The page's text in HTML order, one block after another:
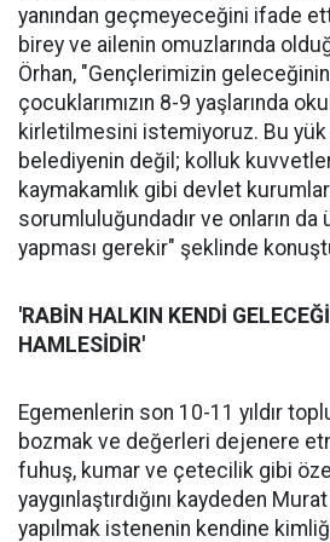
yanından geçmeyeceğini ifade
birey ve ailenin omuzlarında
Örhan, "Gençlerimizin geleceğinin
çocuklarımızın 8-9 yaşlarında
kirletilmesini istemiyoruz. Bu yük
belediyenin değil; kolluk
kaymakamlık gibi devlet
sorumluluğundadır ve onların
yapması gerekir" şeklinde
'RABİN HALKIN KENDİ
HAMLESİDİR'
Egemenlerin son 10-11 yıldır
bozmak ve değerleri dejenere
fuhuş, kumar ve çetecilik gibi
yaygınlaştırdığını kaydeden
yapılmak istenenin kendine